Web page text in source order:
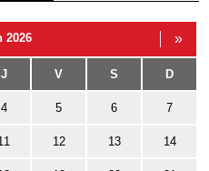
2026 »
J V S D
4 5 6 7
12 13 14